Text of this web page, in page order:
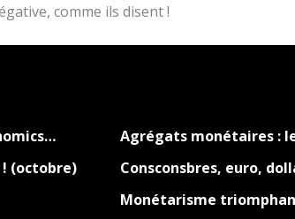
comme ils disent !
Agrégats monétaires :
! (octobre)
Consconsbres, euro,
Monétarisme